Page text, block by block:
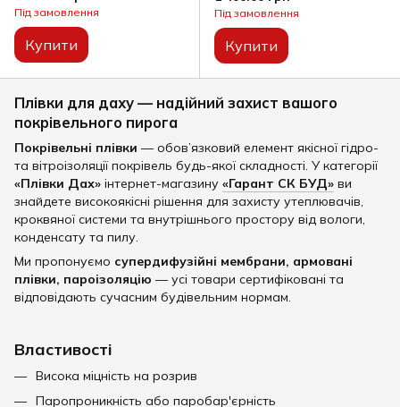
Під замовлення
Купити
Під замовлення
Купити
Плівки для даху — надійний захист вашого
покрівельного пирога
Покрівельні плівки — обов’язковий елемент якісної гідро-
та вітроізоляції покрівель будь-якої складності. У категорії
«Плівки Дах» інтернет-магазину «Гарант СК БУД» ви
знайдете високоякісні рішення для захисту утеплювачів,
кроквяної системи та внутрішнього простору від вологи,
конденсату та пилу.
Ми пропонуємо супердифузійні мембрани, армовані
плівки, пароізоляцію — усі товари сертифіковані та
відповідають сучасним будівельним нормам.
Властивості
Висока міцність на розрив
Паропроникність або паробар'єрність